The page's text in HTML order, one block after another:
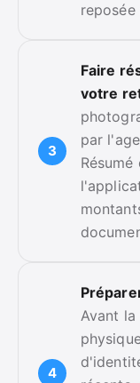
reposée
Faire
votre
par
Avant la